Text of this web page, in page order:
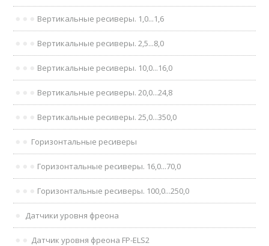
Вертикальные ресиверы. 1,0...1,6
Вертикальные ресиверы. 2,5...8,0
Вертикальные ресиверы. 10,0...16,0
Вертикальные ресиверы. 20,0...24,8
Вертикальные ресиверы. 25,0...350,0
Горизонтальные ресиверы
Горизонтальные ресиверы. 16,0...70,0
Горизонтальные ресиверы. 100,0...250,0
Датчики уровня фреона
Датчик уровня фреона FP-ELS2